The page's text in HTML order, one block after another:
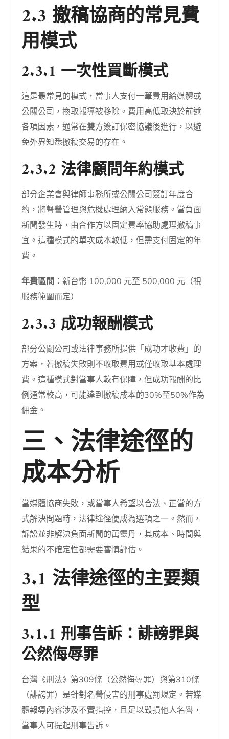
2.3 撤稿協商的常見費
用模式
2.3.1 一次性買斷模式
這是最常見的模式，當事人支付一筆費用給媒體或
公關公司，換取報導被移除。費用高低取決於前述
各項因素，通常在雙方簽訂保密協議後進行，以避
免外界知悉撤稿交易的存在。
2.3.2 法律顧問年約模式
部分企業會與律師事務所或公關公司簽訂年度合
約，將聲譽管理與危機處理納入常態服務。當負面
新聞發生時，由合作方以固定費率協助處理撤稿事
宜。這種模式的單次成本較低，但需支付固定的年
費。
年費區間 ：新台幣 100,000 元至 500,000 元（視
服務範圍而定）
2.3.3 成功報酬模式
部分公關公司或法律事務所提供「成功才收費」的
方案，若撤稿失敗則不收取費用或僅收取基本處理
費。這種模式對當事人較有保障，但成功報酬的比
例通常較高，可能達到撤稿成本的30%至50%作為
佣金。
三、法律途徑的
成本分析
當媒體協商失敗，或當事人希望以合法、正當的方
式解決問題時，法律途徑便成為選項之一。然而，
訴訟並非解決負面新聞的萬靈丹，其成本、時間與
結果的不確定性都需要審慎評估。
3.1 法律途徑的主要類
型
3.1.1 刑事告訴：誹謗罪與
公然侮辱罪
台灣《刑法》第309條（公然侮辱罪）與第310條
（誹謗罪）是針對名譽侵害的刑事處罰規定。若媒
體報導內容涉及不實指控，且足以毀損他人名譽，
當事人可提起刑事告訴。